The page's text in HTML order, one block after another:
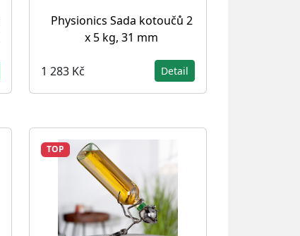
Physionics Sada kotoučů 2
x 5 kg, 31 mm
1 283 Kč Detail
TOP